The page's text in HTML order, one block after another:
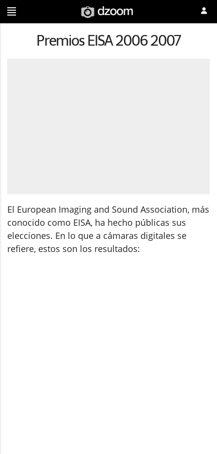
Premios EISA 2006 2007
El European Imaging and Sound Association, más
conocido como EISA, ha hecho públicas sus
elecciones. En lo que a cámaras digitales se
refiere, estos son los resultados: